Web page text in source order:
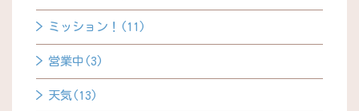
ミッション！(11)
営業中(3)
天気(13)